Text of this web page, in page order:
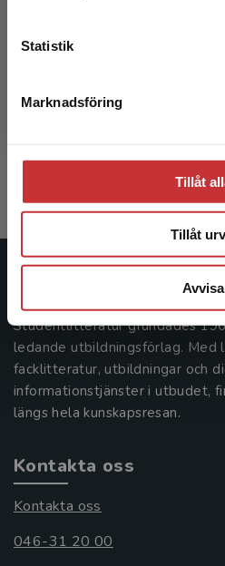
Statistik
Marknadsföring
Tillåt
Tillåt
Avvisa
363 krinkl. moms
Exkl. moms: 342 kr
Studentlitteratur grundades
ledande utbildningsförlag. Med
facklitteratur, utbildningar och
informationstjänster i utbudet,
längs hela kunskapsresan.
Kontakta oss
Kontakta oss
046-31 20 00